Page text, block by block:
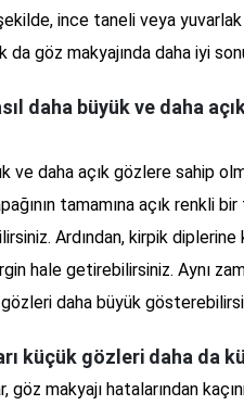
ince taneli veya
da göz makyajında daha iyi
daha büyük ve daha
ve daha açık gözlere sahip
tamamına açık renkli
Ardından, kirpik
hale getirebilirsiniz. Aynı
daha büyük
küçük gözleri daha da
göz makyajı hatalarından